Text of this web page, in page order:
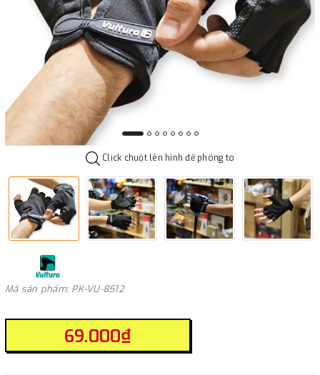
Click chuột lên hình để phóng to
Mã sản phẩm: PK-VU-8512
69.000₫